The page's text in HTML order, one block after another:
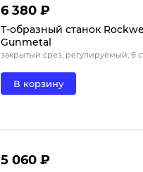
6 380 ₽
Т-образный станок
Gunmetal
закрытый срез, регулируемый, 6
В корзину
5 060 ₽